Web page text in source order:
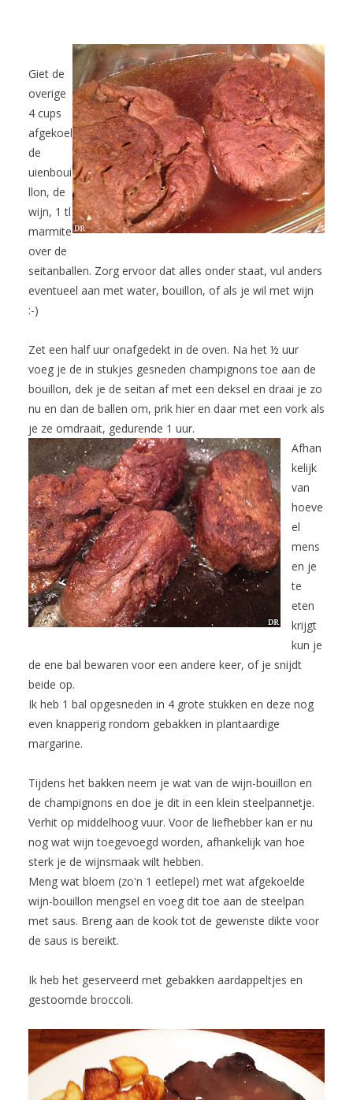
Giet de
overige
4 cups
afgekoel
de
uienboui
llon, de
wijn, 1 tl
marmite
over de
seitanballen. Zorg ervoor dat alles onder staat, vul anders
eventueel aan met water, bouillon, of als je wil met wijn
:-)
Zet een half uur onafgedekt in de oven. Na het ½ uur
voeg je de in stukjes gesneden champignons toe aan de
bouillon, dek je de seitan af met een deksel en draai je zo
nu en dan de ballen om, prik hier en daar met een vork als
je ze omdraait, gedurende 1 uur.
Afhan
kelijk
van
hoeve
el
mens
en je
te
eten
krijgt
kun je
de ene bal bewaren voor een andere keer, of je snijdt
beide op.
Ik heb 1 bal opgesneden in 4 grote stukken en deze nog
even knapperig rondom gebakken in plantaardige
margarine.
Tijdens het bakken neem je wat van de wijn-bouillon en
de champignons en doe je dit in een klein steelpannetje.
Verhit op middelhoog vuur. Voor de liefhebber kan er nu
nog wat wijn toegevoegd worden, afhankelijk van hoe
sterk je de wijnsmaak wilt hebben.
Meng wat bloem (zo'n 1 eetlepel) met wat afgekoelde
wijn-bouillon mengsel en voeg dit toe aan de steelpan
met saus. Breng aan de kook tot de gewenste dikte voor
de saus is bereikt.
Ik heb het geserveerd met gebakken aardappeltjes en
gestoomde broccoli.